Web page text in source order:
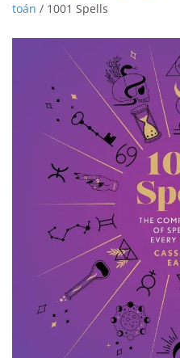
toán / 1001 Spells